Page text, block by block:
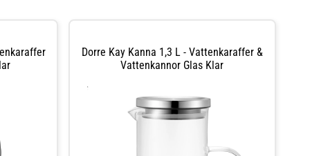
Dorre Kay Kanna 1,3 L - Vattenkaraffer &
Vattenkannor Glas Klar